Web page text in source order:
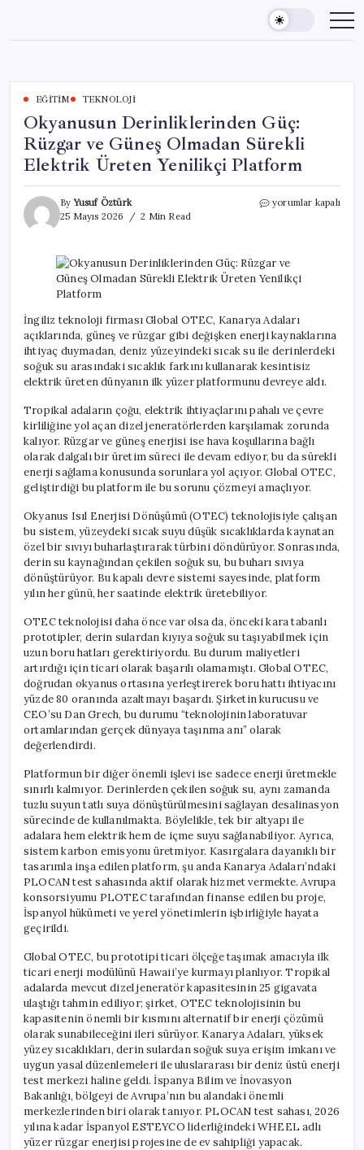
content
EĞITIM TEKNOLOJI
Okyanusun Derinliklerinden Güç:
Rüzgar ve Güneş Olmadan Sürekli
Elektrik Üreten Yenilikçi Platform
ByYusuf Öztürk
25 Mayıs 2026
2 Min Read
Okyanusun
Güneş
Olmadan
Üreten
Yenilikçi
Platform
için
yorumlar kapalı
İngiliz teknoloji firması Global OTEC, Kanarya Adaları
açıklarında, güneş ve rüzgar gibi değişken enerji kaynaklarına
ihtiyaç duymadan, deniz yüzeyindeki sıcak su ile derinlerdeki
soğuk su arasındaki sıcaklık farkını kullanarak kesintisiz
elektrik üreten dünyanın ilk yüzer platformunu devreye aldı.
Tropikal adaların çoğu, elektrik ihtiyaçlarını pahalı ve çevre
kirliliğine yol açan dizel jeneratörlerden karşılamak zorunda
kalıyor. Rüzgar ve güneş enerjisi ise hava koşullarına bağlı
olarak dalgalı bir üretim süreci ile devam ediyor, bu da sürekli
enerji sağlama konusunda sorunlara yol açıyor. Global OTEC,
geliştirdiği bu platform ile bu sorunu çözmeyi amaçlıyor.
Okyanus Isıl Enerjisi Dönüşümü (OTEC) teknolojisiyle çalışan
bu sistem, yüzeydeki sıcak suyu düşük sıcaklıklarda kaynatan
özel bir sıvıyı buharlaştırarak türbini döndürüyor. Sonrasında,
derin su kaynağından çekilen soğuk su, bu buharı sıvıya
dönüştürüyor. Bu kapalı devre sistemi sayesinde, platform
yılın her günü, her saatinde elektrik üretebiliyor.
OTEC teknolojisi daha önce var olsa da, önceki kara tabanlı
prototipler, derin sulardan kıyıya soğuk su taşıyabilmek için
uzun boru hatları gerektiriyordu. Bu durum maliyetleri
artırdığı için ticari olarak başarılı olamamıştı. Global OTEC,
doğrudan okyanus ortasına yerleştirerek boru hattı ihtiyacını
yüzde 80 oranında azaltmayı başardı. Şirketin kurucusu ve
CEO’su Dan Grech, bu durumu “teknolojinin laboratuvar
ortamlarından gerçek dünyaya taşınma anı” olarak
değerlendirdi.
Platformun bir diğer önemli işlevi ise sadece enerji üretmekle
sınırlı kalmıyor. Derinlerden çekilen soğuk su, aynı zamanda
tuzlu suyun tatlı suya dönüştürülmesini sağlayan desalinasyon
sürecinde de kullanılmakta. Böylelikle, tek bir altyapı ile
adalara hem elektrik hem de içme suyu sağlanabiliyor. Ayrıca,
sistem karbon emisyonu üretmiyor. Kasırgalara dayanıklı bir
tasarımla inşa edilen platform, şu anda Kanarya Adaları’ndaki
PLOCAN test sahasında aktif olarak hizmet vermekte. Avrupa
konsorsiyumu PLOTEC tarafından finanse edilen bu proje,
İspanyol hükümeti ve yerel yönetimlerin işbirliğiyle hayata
geçirildi.
Global OTEC, bu prototipi ticari ölçeğe taşımak amacıyla ilk
ticari enerji modülünü Hawaii’ye kurmayı planlıyor. Tropikal
adalarda mevcut dizel jeneratör kapasitesinin 25 gigavata
ulaştığı tahmin ediliyor; şirket, OTEC teknolojisinin bu
kapasitenin önemli bir kısmını alternatif bir enerji çözümü
olarak sunabileceğini ileri sürüyor. Kanarya Adaları, yüksek
yüzey sıcaklıkları, derin sulardan soğuk suya erişim imkanı ve
uygun yasal düzenlemeleri ile uluslararası bir deniz üstü enerji
test merkezi haline geldi. İspanya Bilim ve İnovasyon
Bakanlığı, bölgeyi de Avrupa’nın bu alandaki önemli
merkezlerinden biri olarak tanıyor. PLOCAN test sahası, 2026
yılına kadar İspanyol ESTEYCO liderliğindeki WHEEL adlı
yüzer rüzgar enerjisi projesine de ev sahipliği yapacak.